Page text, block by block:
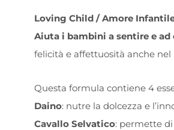
Loving Child / Amore
Aiuta i bambini a sentire e ad
felicità e affettuosità anche nel
Questa formula contiene 4
Daino: nutre la dolcezza e
Cavallo Selvatico: permette